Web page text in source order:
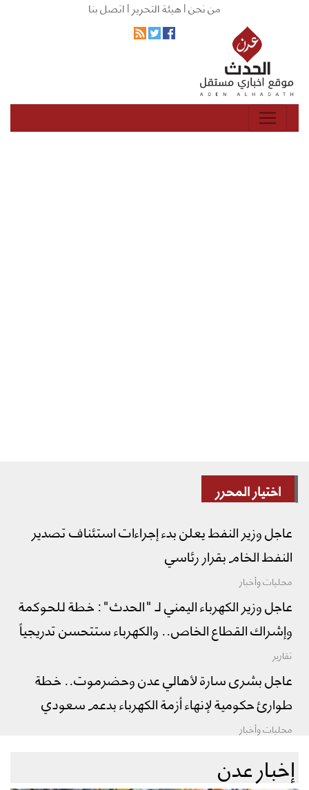
من نحن |هيئة التحرير |اتصل بنا
اختيار المحرر
عاجل وزير النفط يعلن بدء إجراءات استئناف تصدير
النفط الخام بقرار رئاسي
محليات وأخبار
عاجل وزير الكهرباء اليمني لـ "الحدث": خطة للحوكمة
وإشراك القطاع الخاص.. والكهرباء ستتحسن تدريجياً
تقارير
عاجل بشرى سارة لأهالي عدن وحضرموت.. خطة
طوارئ حكومية لإنهاء أزمة الكهرباء بدعم سعودي
محليات وأخبار
إخبار عدن